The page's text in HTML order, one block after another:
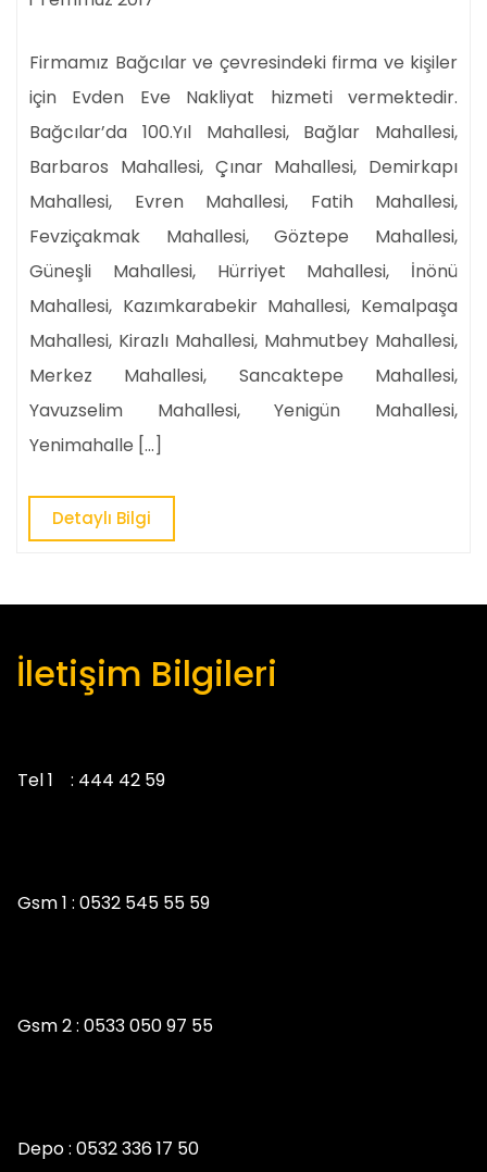
Firmamız Bağcılar ve çevresindeki firma ve kişiler
için Evden Eve Nakliyat hizmeti vermektedir.
Bağcılar’da 100.Yıl Mahallesi, Bağlar Mahallesi,
Barbaros Mahallesi, Çınar Mahallesi, Demirkapı
Mahallesi, Evren Mahallesi, Fatih Mahallesi,
Fevziçakmak Mahallesi, Göztepe Mahallesi,
Güneşli Mahallesi, Hürriyet Mahallesi, İnönü
Mahallesi, Kazımkarabekir Mahallesi, Kemalpaşa
Mahallesi, Kirazlı Mahallesi, Mahmutbey Mahallesi,
Merkez Mahallesi, Sancaktepe Mahallesi,
Yavuzselim Mahallesi, Yenigün Mahallesi,
Yenimahalle […]
Detaylı Bilgi
Bilgi
İletişim Bilgileri
Tel 1 : 444 42 59
Gsm 1 : 0532 545 55 59
Gsm 2 : 0533 050 97 55
Depo : 0532 336 17 50